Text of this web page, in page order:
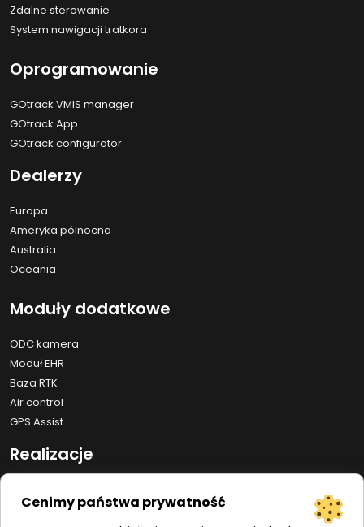
Cenimy państwa prywatność
Zdalne sterowanie
System nawigacji tratkora
Oprogramowanie
GOtrack VMIS manager
GOtrack App
GOtrack configurator
Dealerzy
Europa
Ameryka pólnocna
Australia
Oceania
Moduły dodatkowe
ODC kamera
Moduł EHR
Baza RTK
Air control
GPS Assist
Realizacje
Line Assist